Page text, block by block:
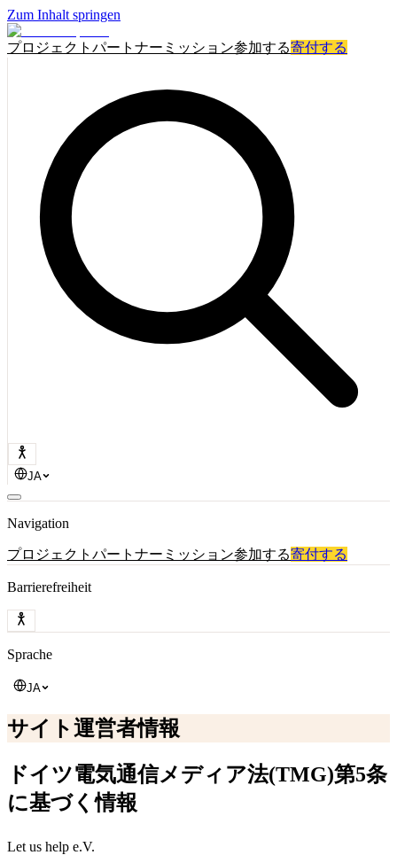
Zum Inhalt springen
プロジェクト パートナー ミッション参加する寄付する
JA
Navigation
プロジェクト パートナー ミッション参加する寄付する
Barrierefreiheit
Sprache
JA
サイト運営者情報
ドイツ電気通信メディア法(TMG)第5条
に基づく情報
Let us help e.V.